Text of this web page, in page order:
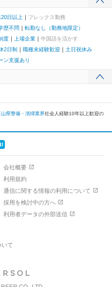
日以上
フレックス勤務
歴不問
転勤なし（勤務地限定）
度 上場企業
中国語を活かす
2日制 職種未経験歓迎
土日祝休み
ン支援あり
山県警備・清掃業界社会人経験10年以上歓迎の
会社概要
利用規約
通信に関する情報の利用について
採用を検討中の方へ
利用者データの外部送信
て